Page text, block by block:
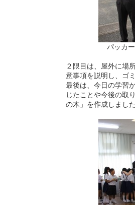
パッカ
２限目は、屋外に場
意事項を説明し、ゴ
最後は、今日の学習
じたことや今後の取
の木」を作成しまし